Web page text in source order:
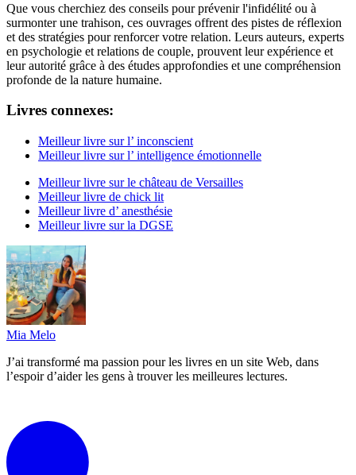
Que vous cherchiez des conseils pour prévenir l'infidélité ou à
surmonter une trahison, ces ouvrages offrent des pistes de réflexion
et des stratégies pour renforcer votre relation. Leurs auteurs, experts
en psychologie et relations de couple, prouvent leur expérience et
leur autorité grâce à des études approfondies et une compréhension
profonde de la nature humaine.
Livres connexes:
Meilleur livre sur l’ inconscient
Meilleur livre sur l’ intelligence émotionnelle
Meilleur livre sur le château de Versailles
Meilleur livre de chick lit
Meilleur livre d’ anesthésie
Meilleur livre sur la DGSE
Mia Melo
J’ai transformé ma passion pour les livres en un site Web, dans
l’espoir d’aider les gens à trouver les meilleures lectures.